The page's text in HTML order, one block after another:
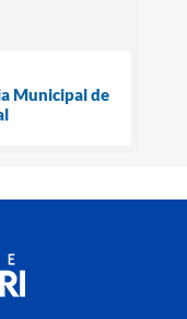
Municipal de